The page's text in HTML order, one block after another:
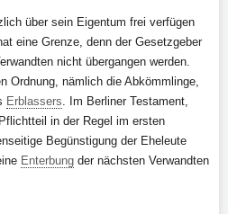
über sein Eigentum frei verfügen
eine Grenze, denn der Gesetzgeber
nicht übergangen werden.
Ordnung, nämlich die Abkömmlinge,
Erblassers. Im Berliner Testament,
in der Regel im ersten
Begünstigung der Eheleute
Enterbung der nächsten Verwandten